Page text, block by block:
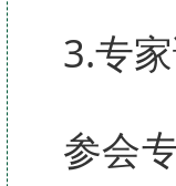
3.专
参会